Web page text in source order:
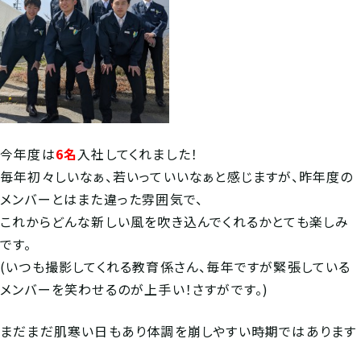
今年度は6名入社してくれました！
毎年初々しいなぁ、若いっていいなぁと感じますが、昨年度の
メンバーとはまた違った雰囲気で、
これからどんな新しい風を吹き込んでくれるかとても楽しみ
です。
(いつも撮影してくれる教育係さん、毎年ですが緊張している
メンバーを笑わせるのが上手い！さすがです。)
まだまだ肌寒い日もあり体調を崩しやすい時期ではあります